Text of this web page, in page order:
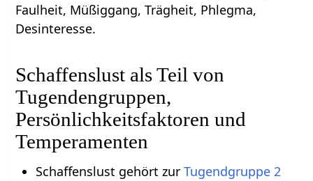
Faulheit, Müßiggang, Trägheit, Phlegma,
Desinteresse.
Schaffenslust als Teil von
Tugendengruppen,
Persönlichkeitsfaktoren und
Temperamenten
Schaffenslust gehört zur Tugendgruppe 2